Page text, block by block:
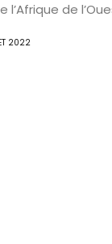
de
2022